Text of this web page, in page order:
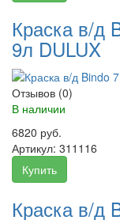
Краска в/д
9л DULUX
Отзывов (0)
В наличии
6820 руб.
Артикул: 311116
Купить
Краска в/д